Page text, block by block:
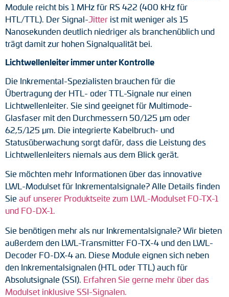
Module reicht bis 1 MHz für RS 422 (400 kHz für
HTL/TTL). Der Signal-Jitter ist mit weniger als 15
Nanosekunden deutlich niedriger als branchenüblich und
trägt damit zur hohen Signalqualität bei.
Lichtwellenleiter immer unter Kontrolle
Die Inkremental-Spezialisten brauchen für die
Übertragung der HTL- oder TTL-Signale nur einen
Lichtwellenleiter. Sie sind geeignet für Multimode-
Glasfaser mit den Durchmessern 50/125 µm oder
62,5/125 µm. Die integrierte Kabelbruch- und
Statusüberwachung sorgt dafür, dass die Leistung des
Lichtwellenleiters niemals aus dem Blick gerät.
Sie möchten mehr Informationen über das innovative
LWL-Modulset für Inkrementalsignale? Alle Details finden
Sie auf unserer Produktseite zum LWL-Modulset FO-TX-1
und FO-DX-1.
Sie benötigen mehr als nur Inkrementalsignale? Wir bieten
außerdem den LWL-Transmitter FO-TX-4 und den LWL-
Decoder FO-DX-4 an. Diese Module eignen sich neben
den Inkrementalsignalen (HTL oder TTL) auch für
Absolutsignale (SSI). Erfahren Sie gerne mehr über das
Modulset inklusive SSI-Signalen.